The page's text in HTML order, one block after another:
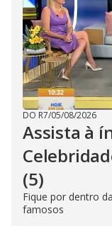
DO R7/05/08/2026
Assista à
(5)
Fique por dentro
famosos